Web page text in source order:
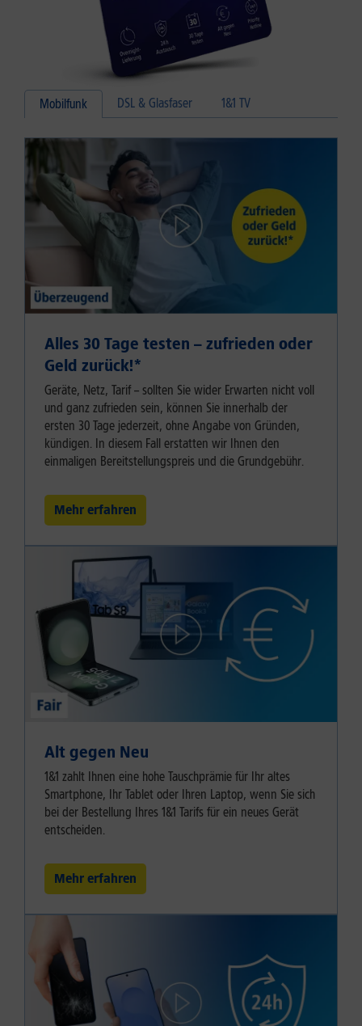
Mobilfunk DSL & Glasfaser 1&1 TV
Alles 30 Tage testen – zufrieden oder
Geld zurück!⁠*
Geräte, Netz, Tarif – sollten Sie wider Erwarten nicht voll
und ganz zufrieden sein, können Sie innerhalb der
ersten 30 Tage jederzeit, ohne Angabe von Gründen,
kündigen. In diesem Fall erstatten wir Ihnen den
einmaligen Bereitstellungspreis und die Grundgebühr.
Mehr erfahren
Alt gegen Neu
1&1 zahlt Ihnen eine hohe Tauschprämie für Ihr altes
Smartphone, Ihr Tablet oder Ihren Laptop, wenn Sie sich
bei der Bestellung Ihres 1&1 Tarifs für ein neues Gerät
entscheiden.
Mehr erfahren